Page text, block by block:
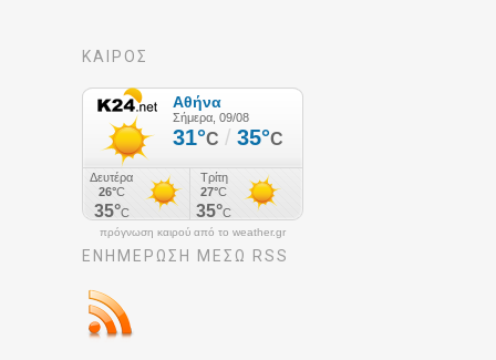
ΚΑΙΡΟΣ
πρόγνωση καιρού από το weather.gr
ΕΝΗΜΈΡΩΣΉ ΜΕΣΩ RSS